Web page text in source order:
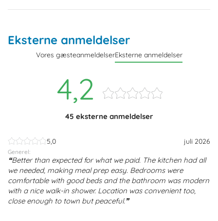
Eksterne anmeldelser
Vores gæsteanmeldelserEksterne anmeldelser
4,2
45 eksterne anmeldelser
5,0 juli 2026
Generel:
Better than expected for what we paid. The kitchen had all
we needed, making meal prep easy. Bedrooms were
comfortable with good beds and the bathroom was modern
with a nice walk-in shower. Location was convenient too,
close enough to town but peaceful.